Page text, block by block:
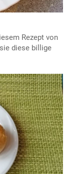
Rezept von
diese billige